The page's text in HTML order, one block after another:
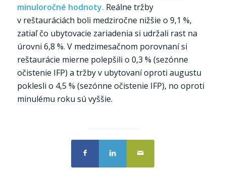
minuloročné hodnoty. Reálne tržby
v reštauráciách boli medziročne nižšie o 9,1 %,
zatiaľ čo ubytovacie zariadenia si udržali rast na
úrovni 6,8 %. V medzimesačnom porovnaní si
reštaurácie mierne polepšili o 0,3 % (sezónne
očistenie IFP) a tržby v ubytovaní oproti augustu
poklesli o 4,5 % (sezónne očistenie IFP), no oproti
minulému roku sú vyššie.